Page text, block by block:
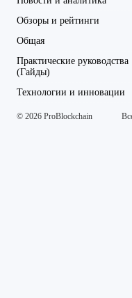
Обзоры и рейтинги
Общая
Практические руководства
(Гайды)
Технологии и инновации
© 2026 ProBlockchain